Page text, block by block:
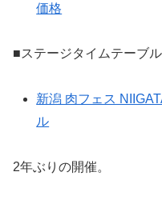
価格
■ステージタイムテーブ
新潟 肉フェス
ル
2年ぶりの開催。